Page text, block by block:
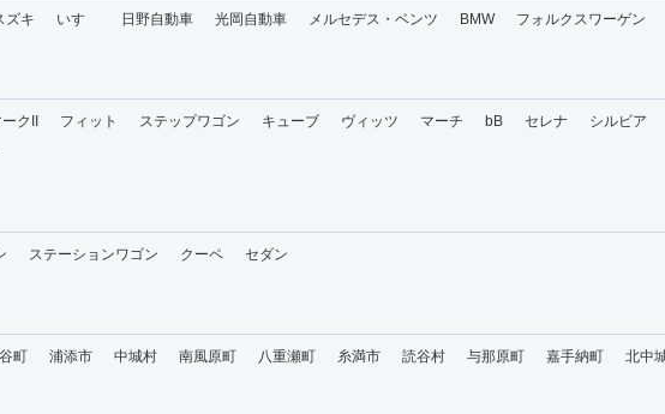
ズキ いすゞ 日野自動車 光岡自動車 メルセデス・ベンツ BMW フォルクスワーゲン
ークII フィット ステップワゴン キューブ ヴィッツ マーチ bB セレナ シルビア
ステーションワゴン クーペ セダン
町 浦添市 中城村 南風原町 八重瀬町 糸満市 読谷村 与那原町 嘉手納町 北中